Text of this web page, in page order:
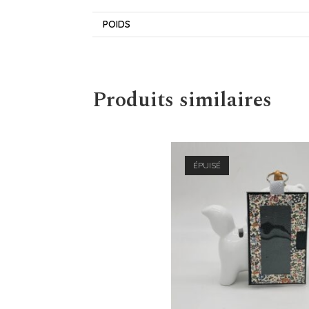
POIDS
Produits similaires
ÉPUISÉ